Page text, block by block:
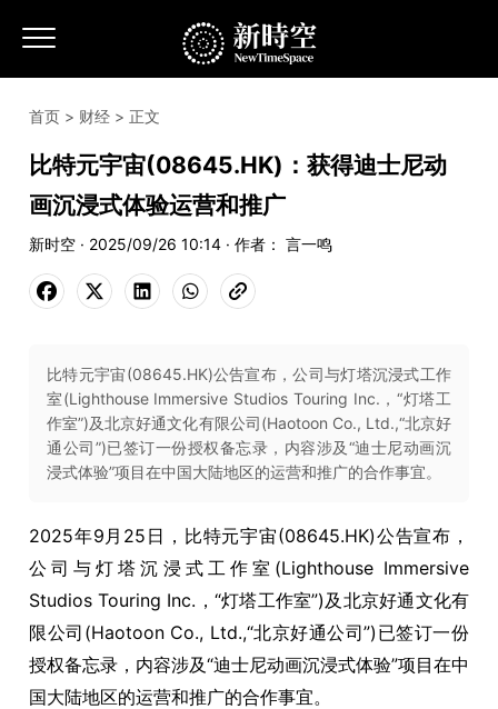
首页 > 财经 > 正文
比特元宇宙(08645.HK)：获得迪士尼动
画沉浸式体验运营和推广
新时空 · 2025/09/26 10:14 · 作者： 言一鸣
比特元宇宙(08645.HK)公告宣布，公司与灯塔沉浸式工作
室(Lighthouse Immersive Studios Touring Inc.，“灯塔工
作室”)及北京好通文化有限公司(Haotoon Co., Ltd.,“北京好
通公司”)已签订一份授权备忘录，内容涉及“迪士尼动画沉
浸式体验”项目在中国大陆地区的运营和推广的合作事宜。
2025年9月25日，比特元宇宙(08645.HK)公告宣布，
公司与灯塔沉浸式工作室(Lighthouse Immersive
Studios Touring Inc.，“灯塔工作室”)及北京好通文化有
限公司(Haotoon Co., Ltd.,“北京好通公司”)已签订一份
授权备忘录，内容涉及“迪士尼动画沉浸式体验”项目在中
国大陆地区的运营和推广的合作事宜。